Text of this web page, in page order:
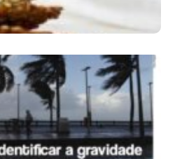
01 A 07 De Agosto De
2026